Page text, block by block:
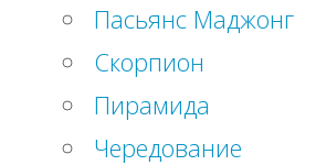
Пасьянс Маджонг
Скорпион
Пирамида
Чередование